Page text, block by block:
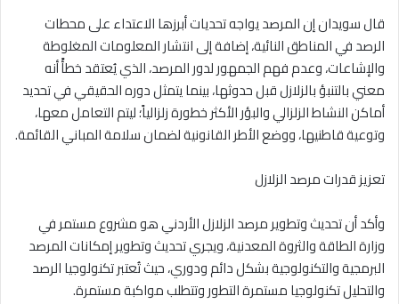
قال سويدان إن المرصد يواجه تحديات أبرزها الاعتداء على محطات
الرصد في المناطق النائية، إضافة إلى انتشار المعلومات المغلوطة
والإشاعات، وعدم فهم الجمهور لدور المرصد، الذي يُعتقد خطأً أنه
معني بالتنبؤ بالزلازل قبل حدوثها، بينما يتمثل دوره الحقيقي في تحديد
أماكن النشاط الزلزالي والبؤر الأكثر خطورة زلزالياً؛ ليتم التعامل معها،
وتوعية قاطنيها، ووضع الأطر القانونية لضمان سلامة المباني القائمة.
تعزيز قدرات مرصد الزلازل
وأكد أن تحديث وتطوير مرصد الزلازل الأردني هو مشروع مستمر في
وزارة الطاقة والثروة المعدنية، ويجري تحديث وتطوير إمكانات المرصد
البرمجية والتكنولوجية بشكل دائم ودوري، حيث تُعتبر تكنولوجيا الرصد
والتحليل تكنولوجيا مستمرة التطور وتتطلب مواكبة مستمرة.